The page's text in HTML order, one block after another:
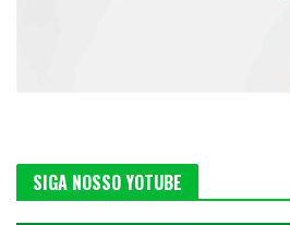
SIGA NOSSO YOTUBE